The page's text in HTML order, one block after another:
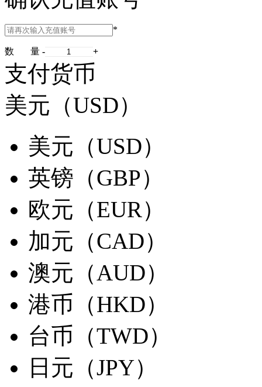
*
数 量 - +
支付货币
美元（USD）
美元（USD）
英镑（GBP）
欧元（EUR）
加元（CAD）
澳元（AUD）
港币（HKD）
台币（TWD）
日元（JPY）